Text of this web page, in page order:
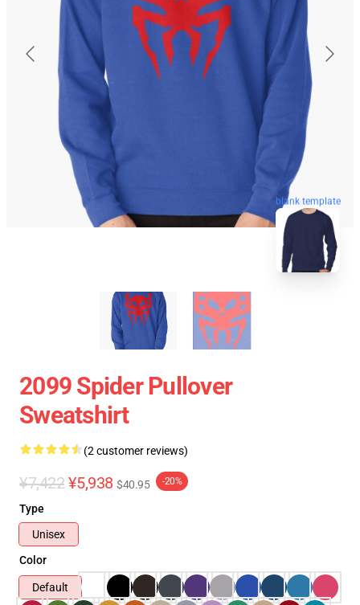
blank template
2099 Spider Pullover
Sweatshirt
(2 customer reviews)
¥7,422 ¥5,938 $40.95 -20%
Type
Unisex
Color
Default